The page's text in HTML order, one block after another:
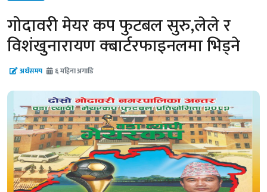
गोदावरी मेयर कप फुटबल सुरु,लेले र
विशंखुनारायण क्बार्टरफाइनलमा भिड्ने
अर्थसमय ६ महिना अगाडि